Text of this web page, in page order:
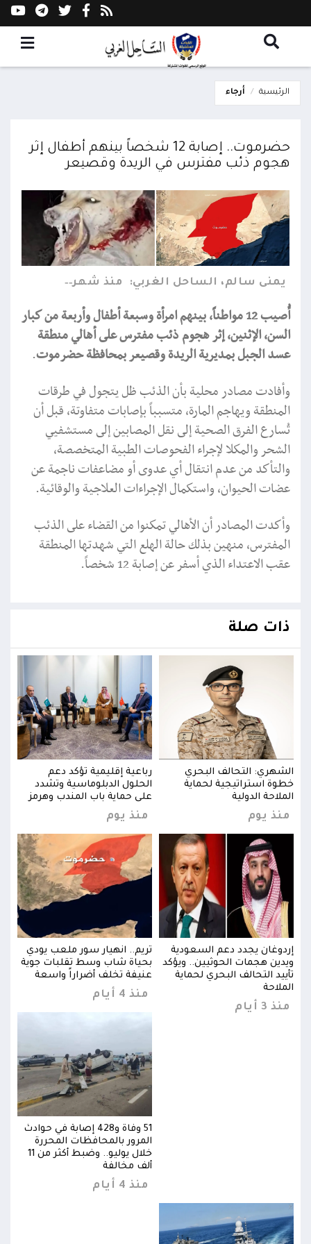
الرئيسية أرجاء
حضرموت.. إصابة 12 شخصاً بينهم أطفال إثر
هجوم ذئب مفترس في الريدة وقصيعر
يمنى سالم، الساحل الغربي: منذ شهر
أُصيب 12 مواطناً، بينهم امرأة وسبعة أطفال وأربعة من كبار
السن، الإثنين، إثر هجوم ذئب مفترس على أهالي منطقة
عسد الجبل بمديرية الريدة وقصيعر بمحافظة حضرموت.
وأفادت مصادر محلية بأن الذئب ظل يتجول في طرقات
المنطقة ويهاجم المارة، متسبباً بإصابات متفاوتة، قبل أن
تُسارع الفرق الصحية إلى نقل المصابين إلى مستشفيي
الشحر والمكلا لإجراء الفحوصات الطبية المتخصصة،
والتأكد من عدم انتقال أي عدوى أو مضاعفات ناجمة عن
عضات الحيوان، واستكمال الإجراءات العلاجية والوقائية.
وأكدت المصادر أن الأهالي تمكنوا من القضاء على الذئب
المفترس، منهين بذلك حالة الهلع التي شهدتها المنطقة
عقب الاعتداء الذي أسفر عن إصابة 12 شخصاً.
ذات صلة
الشهري: التحالف البحري
خطوة استراتيجية لحماية
الملاحة الدولية
منذ يوم
رباعية إقليمية تؤكد دعم
الحلول الدبلوماسية وتشدد
على حماية باب المندب وهرمز
منذ يوم
إردوغان يجدد دعم السعودية
ويدين هجمات الحوثيين.. ويؤكد
تأييد التحالف البحري لحماية
الملاحة
منذ 3 أيام
تريم.. انهيار سور ملعب يودي
بحياة شاب وسط تقلبات جوية
عنيفة تخلف أضراراً واسعة
منذ 4 أيام
51 وفاة و428 إصابة في حوادث
المرور بالمحافظات المحررة
خلال يوليو.. وضبط أكثر من 11
ألف مخالفة
منذ 4 أيام